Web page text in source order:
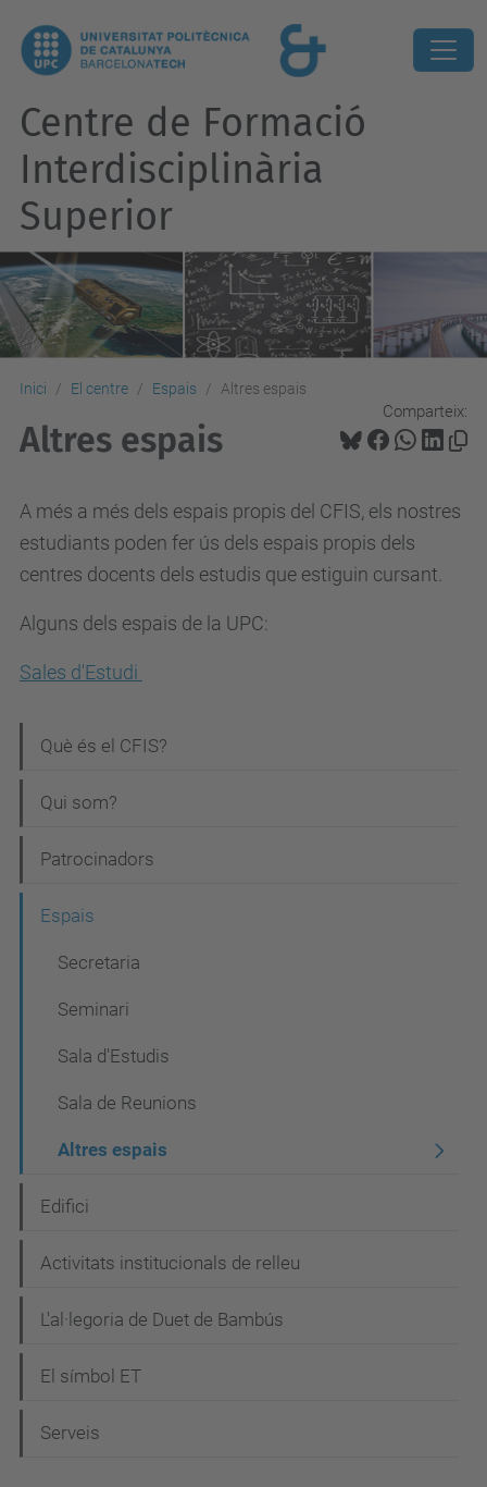
Centre de Formació
Interdisciplinària
Superior
Inici El centre Espais Altres espais
Comparteix:
Altres espais
A més a més dels espais propis del CFIS, els nostres
estudiants poden fer ús dels espais propis dels
centres docents dels estudis que estiguin cursant.
Alguns dels espais de la UPC:
Sales d'Estudi
a
v
g
Què és el CFIS?
Qui som?
Patrocinadors
Espais
Secretaria
Seminari
Sala d'Estudis
Sala de Reunions
Altres espais
Edifici
Activitats institucionals de relleu
L'al·legoria de Duet de Bambús
El símbol ET
Serveis